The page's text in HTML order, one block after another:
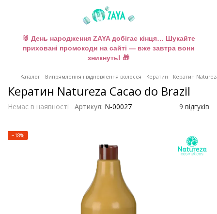
🐰 День народження ZAYA добігає кінця… Шукайте
приховані промокоди на сайті — вже завтра вони
зникнуть! 🎁
Каталог Випрямлення і відновлення волосся Кератин Кератин
Кератин Natureza Cacao do Brazil
Немає в наявності Артикул: N-00027 9 відгуків
−18%